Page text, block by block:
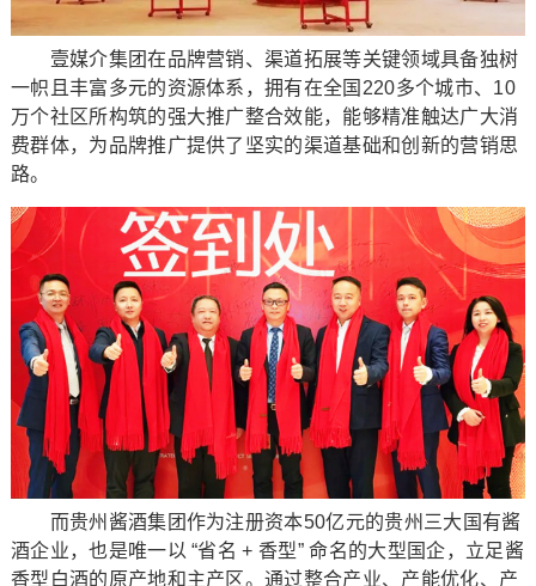
壹媒介集团在品牌营销、渠道拓展等关键领域具备独树
一帜且丰富多元的资源体系，拥有在全国220多个城市、10
万个社区所构筑的强大推广整合效能，能够精准触达广大消
费群体，为品牌推广提供了坚实的渠道基础和创新的营销思
路。
而贵州酱酒集团作为注册资本50亿元的贵州三大国有酱
酒企业，也是唯一以 “省名 + 香型” 命名的大型国企，立足酱
香型白酒的原产地和主产区。通过整合产业、产能优化、产